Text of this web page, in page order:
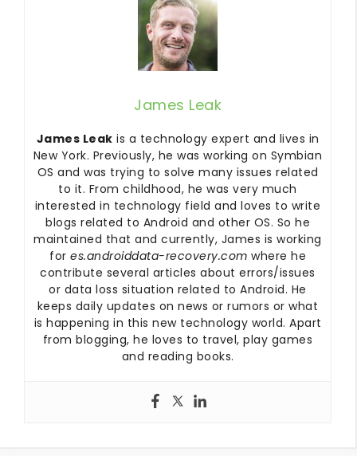
James Leak
James Leak is a technology expert and lives in
New York. Previously, he was working on Symbian
OS and was trying to solve many issues related
to it. From childhood, he was very much
interested in technology field and loves to write
blogs related to Android and other OS. So he
maintained that and currently, James is working
for es.androiddata-recovery.com where he
contribute several articles about errors/issues
or data loss situation related to Android. He
keeps daily updates on news or rumors or what
is happening in this new technology world. Apart
from blogging, he loves to travel, play games
and reading books.